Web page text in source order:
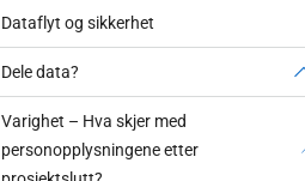
Dataflyt og sikkerhet
Dele data?
Varighet – Hva skjer med
personopplysningene etter